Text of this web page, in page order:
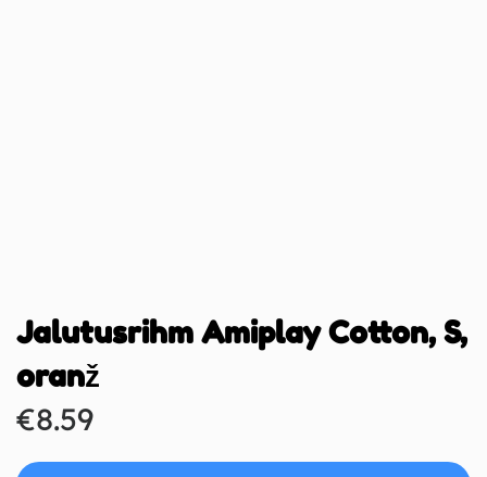
Jalutusrihm Amiplay Cotton, S,
oranž
€8.59